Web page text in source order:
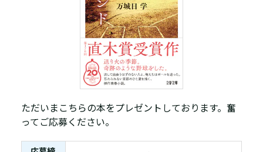
ただいまこちらの本をプレゼントしております。奮
ってご応募ください。